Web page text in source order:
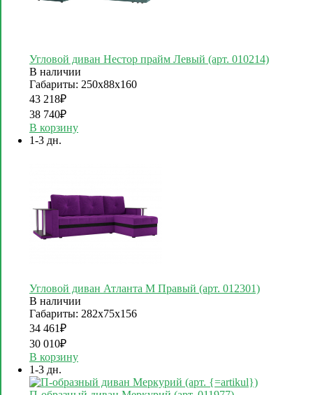
Угловой диван Нестор прайм Левый (арт. 010214)
В наличии
Габариты: 250х88х160
43 218₽
38 740₽
В корзину
1-3 дн.
Угловой диван Атланта М Правый (арт. 012301)
В наличии
Габариты: 282х75х156
34 461₽
30 010₽
В корзину
1-3 дн.